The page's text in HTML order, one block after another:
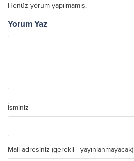
Henüz yorum yapılmamış.
Yorum Yaz
İsminiz
Mail adresiniz (gerekli - yayınlanmayacak)